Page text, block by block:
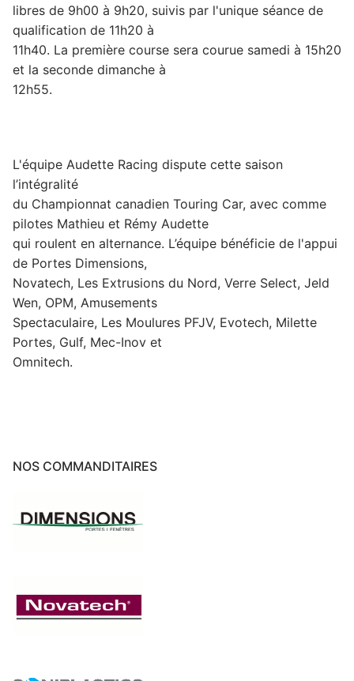
libres de 9h00 à 9h20, suivis par l'unique séance de
qualification de 11h20 à
11h40. La première course sera courue samedi à 15h20
et la seconde dimanche à
12h55.
L'équipe Audette Racing dispute cette saison
l’intégralité
du Championnat canadien Touring Car, avec comme
pilotes Mathieu et Rémy Audette
qui roulent en alternance. L’équipe bénéficie de l'appui
de Portes Dimensions,
Novatech, Les Extrusions du Nord, Verre Select, Jeld
Wen, OPM, Amusements
Spectaculaire, Les Moulures PFJV, Evotech, Milette
Portes, Gulf, Mec-Inov et
Omnitech.
NOS COMMANDITAIRES